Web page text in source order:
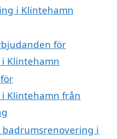
i Klintehamn
för
Klintehamn
Klintehamn från
i